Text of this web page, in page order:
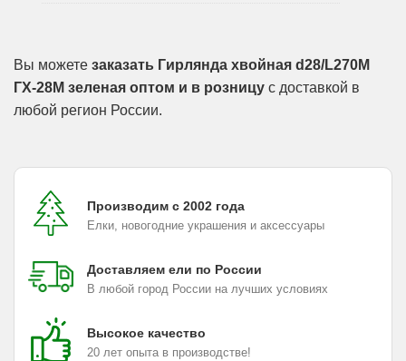
Вы можете заказать Гирлянда хвойная d28/L270М
ГХ-28М зеленая оптом и в розницу с доставкой в
любой регион России.
Производим с 2002 года
Елки, новогодние украшения и аксессуары
Доставляем ели по России
В любой город России на лучших условиях
Высокое качество
20 лет опыта в производстве!